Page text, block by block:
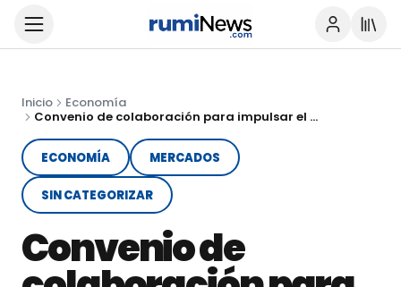
Inicio
Economía
Convenio de colaboración para impulsar el sector lácteo español hasta 2024
ECONOMÍA MERCADOS
SIN CATEGORIZAR
Convenio de